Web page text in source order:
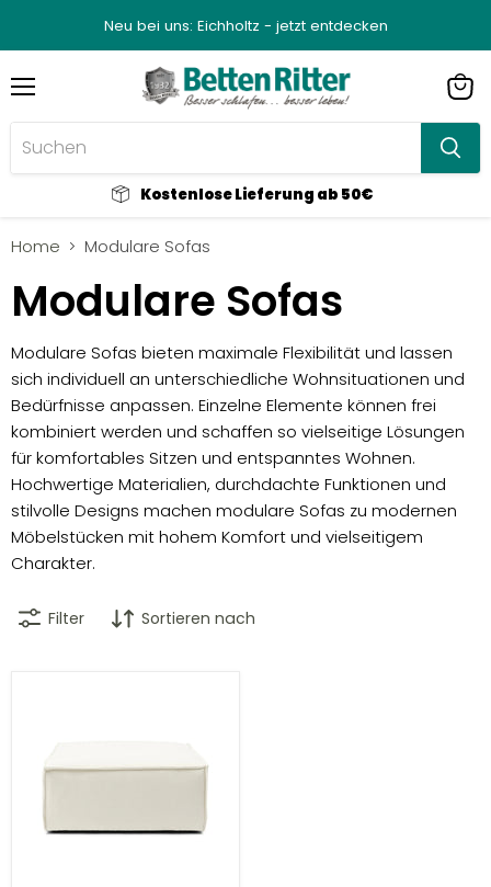
Neu bei uns: Eichholtz - jetzt entdecken
Kostenlose Lieferung ab 50€
Home Modulare Sofas
Modulare Sofas
Modulare Sofas bieten maximale Flexibilität und lassen
sich individuell an unterschiedliche Wohnsituationen und
Bedürfnisse anpassen. Einzelne Elemente können frei
kombiniert werden und schaffen so vielseitige Lösungen
für komfortables Sitzen und entspanntes Wohnen.
Hochwertige Materialien, durchdachte Funktionen und
stilvolle Designs machen modulare Sofas zu modernen
Möbelstücken mit hohem Komfort und vielseitigem
Charakter.
Filter Sortieren nach